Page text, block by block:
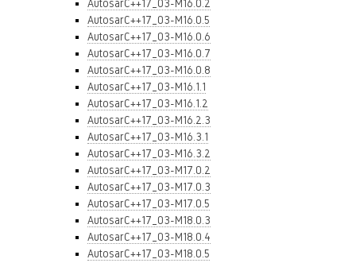
AutosarC++17_03-M16.0.2
AutosarC++17_03-M16.0.5
AutosarC++17_03-M16.0.6
AutosarC++17_03-M16.0.7
AutosarC++17_03-M16.0.8
AutosarC++17_03-M16.1.1
AutosarC++17_03-M16.1.2
AutosarC++17_03-M16.2.3
AutosarC++17_03-M16.3.1
AutosarC++17_03-M16.3.2
AutosarC++17_03-M17.0.2
AutosarC++17_03-M17.0.3
AutosarC++17_03-M17.0.5
AutosarC++17_03-M18.0.3
AutosarC++17_03-M18.0.4
AutosarC++17_03-M18.0.5